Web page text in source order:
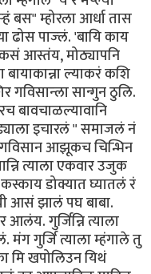
बस" म्होरला आर्धा तास
ढोस पाज्लं. 'बायि काय
आस्तंय, मोठ्यापनि
ल्याकरं कशि
गविसान्ला सान्गुन ठुलि.
बावचाळल्यावानि
इचारलं " समाजलं नं
आझूकच चिन्भिन
त्याला एकवार उजुक
डोक्यात घ्यातलं रं
आसं झालं पघ बाबा.
गुर्जिन्नि त्याला
मंग गुर्जि त्याला म्हंगाले तु
मि खपोलिउन यिथं